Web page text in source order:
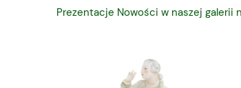
Prezentacje Nowości w naszej